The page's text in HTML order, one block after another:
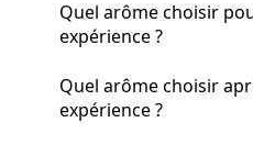
Quel arôme choisir
expérience ?
Quel arôme choisir
expérience ?